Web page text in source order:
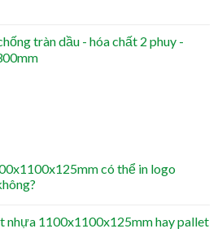
tràn dầu - hóa chất 2 phuy -
có thể in logo
nhựa 1100x1100x125mm hay pallet